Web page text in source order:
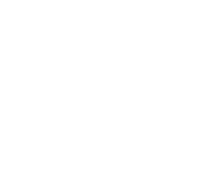
: un
se faire plaisir.
touche personnelle